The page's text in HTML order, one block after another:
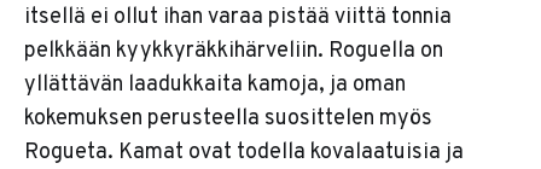
itsellä ei ollut ihan varaa pistää viittä tonnia
pelkkään kyykkyräkkihärveliin. Roguella on
yllättävän laadukkaita kamoja, ja oman
kokemuksen perusteella suosittelen myös
Rogueta. Kamat ovat todella kovalaatuisia ja